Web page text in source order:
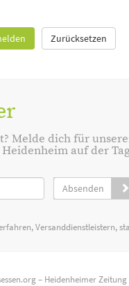
Zurücksetzen
Melde dich für
auf der
Absenden
Versanddienstleistern,
– Heidenheimer Zeitung